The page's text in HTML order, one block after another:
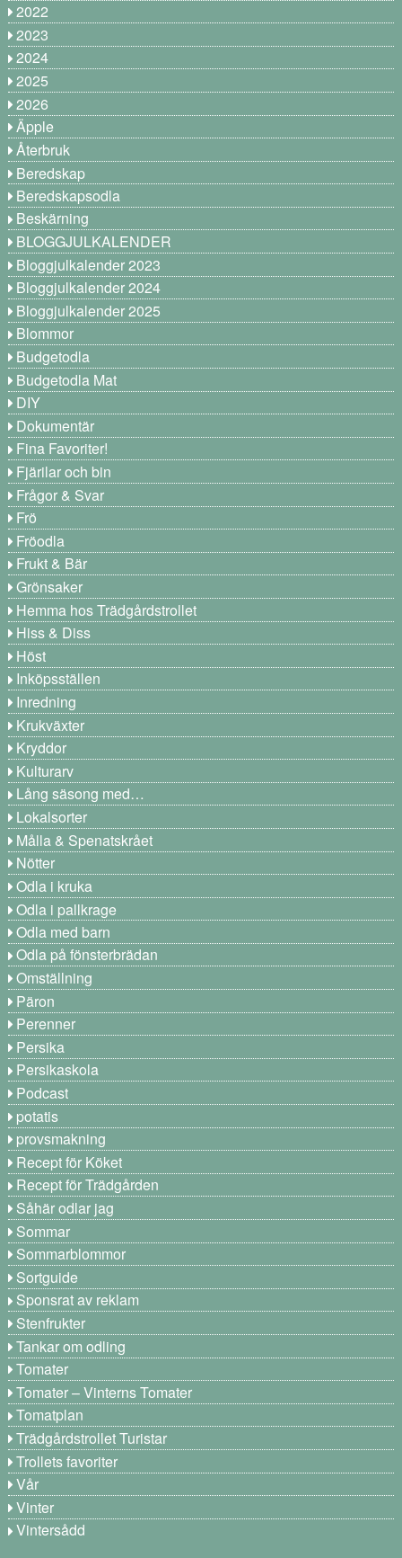
2022
2023
2024
2025
2026
Äpple
Återbruk
Beredskap
Beredskapsodla
Beskärning
BLOGGJULKALENDER
Bloggjulkalender 2023
Bloggjulkalender 2024
Bloggjulkalender 2025
Blommor
Budgetodla
Budgetodla Mat
DIY
Dokumentär
Fina Favoriter!
Fjärilar och bin
Frågor & Svar
Frö
Fröodla
Frukt & Bär
Grönsaker
Hemma hos Trädgårdstrollet
Hiss & Diss
Höst
Inköpsställen
Inredning
Krukväxter
Kryddor
Kulturarv
Lång säsong med…
Lokalsorter
Målla & Spenatskrået
Nötter
Odla i kruka
Odla i pallkrage
Odla med barn
Odla på fönsterbrädan
Omställning
Päron
Perenner
Persika
Persikaskola
Podcast
potatis
provsmakning
Recept för Köket
Recept för Trädgården
Såhär odlar jag
Sommar
Sommarblommor
Sortguide
Sponsrat av reklam
Stenfrukter
Tankar om odling
Tomater
Tomater – Vinterns Tomater
Tomatplan
Trädgårdstrollet Turistar
Trollets favoriter
Vår
Vinter
Vintersådd